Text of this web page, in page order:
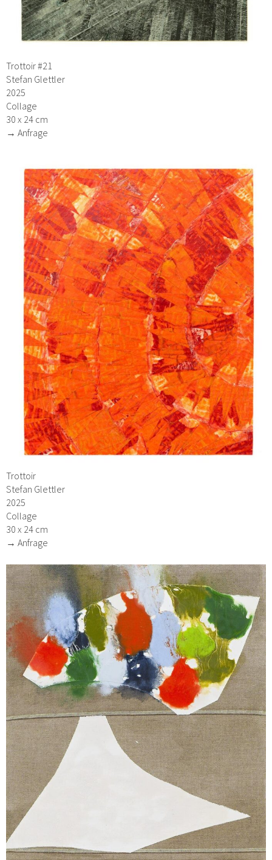
Trottoir #21
Stefan Glettler
2025
Collage
30 x 24 cm
→ Anfrage
Trottoir
Stefan Glettler
2025
Collage
30 x 24 cm
→ Anfrage